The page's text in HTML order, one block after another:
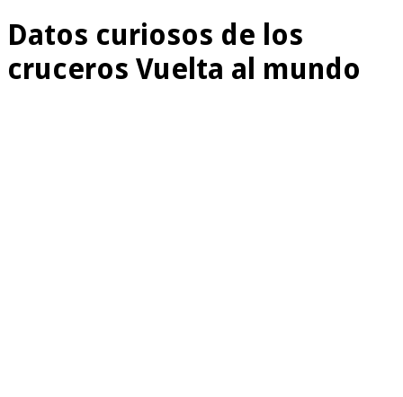
Datos curiosos de los
cruceros Vuelta al mundo